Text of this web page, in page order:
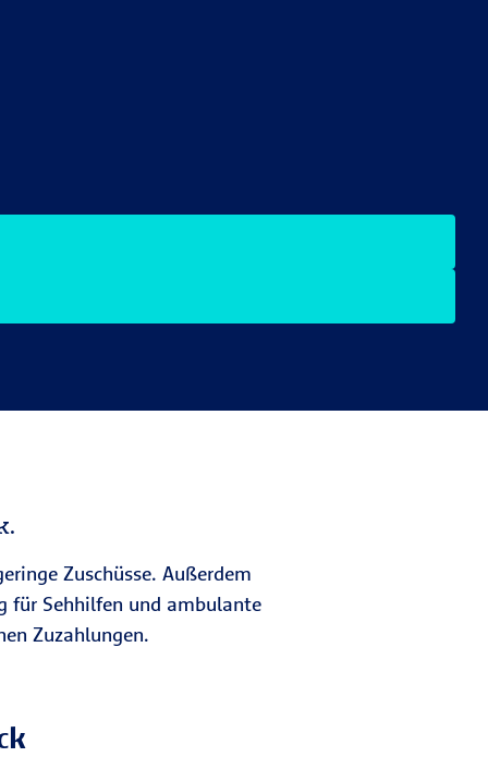
Zuschüsse. Außerdem
für Sehhilfen und ambulante
Zuzahlungen.